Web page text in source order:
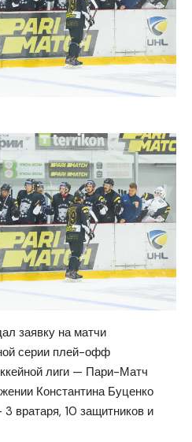
заявку на матчи
серии плей-офф
лиги — Пари-Матч
Константина Буценко
вратаря, 10 защитников и